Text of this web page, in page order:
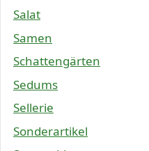
Salat
Samen
Schattengärten
Sedums
Sellerie
Sonderartikel